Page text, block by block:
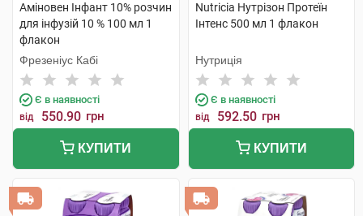
Аміновен Інфант 10% розчин
для інфузій 10 % 100 мл 1
флакон
Фрезеніус Кабі
Є в наявності
від 550.90 грн
КУПИТИ
Nutricia Нутрізон Протеїн
Інтенс 500 мл 1 флакон
Нутриція
Є в наявності
від 592.50 грн
КУПИТИ